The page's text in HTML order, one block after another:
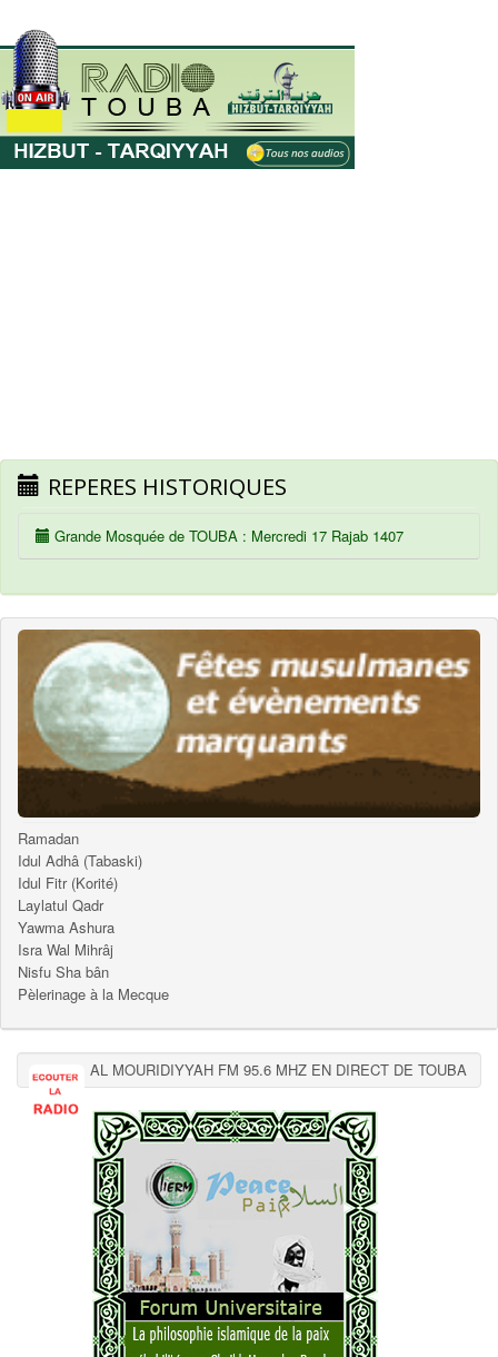
REPERES HISTORIQUES
Grande Mosquée de TOUBA : Mercredi 17 Rajab 1407
Ramadan
Idul Adhâ (Tabaski)
Idul Fitr (Korité)
Laylatul Qadr
Yawma Ashura
Isra Wal Mihrâj
Nisfu Sha bân
Pèlerinage à la Mecque
AL MOURIDIYYAH FM 95.6 MHZ EN DIRECT DE TOUBA